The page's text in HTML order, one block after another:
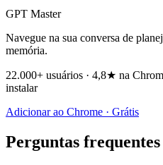
GPT Master
Navegue na sua conversa de
memória.
22.000+ usuários · 4,8★ na
instalar
Adicionar ao Chrome · Grátis
Perguntas frequentes